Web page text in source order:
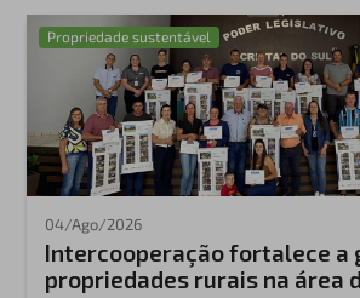
Propriedade sustentável
04/Ago/2026
Intercooperação fortalece a
propriedades rurais na área